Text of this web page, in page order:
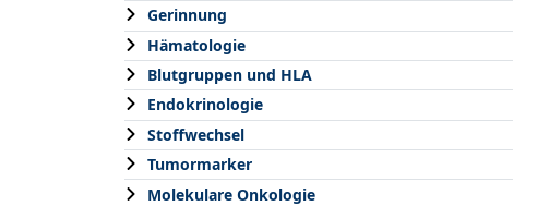
Gerinnung
Hämatologie
Blutgruppen und HLA
Endokrinologie
Stoffwechsel
Tumormarker
Molekulare Onkologie